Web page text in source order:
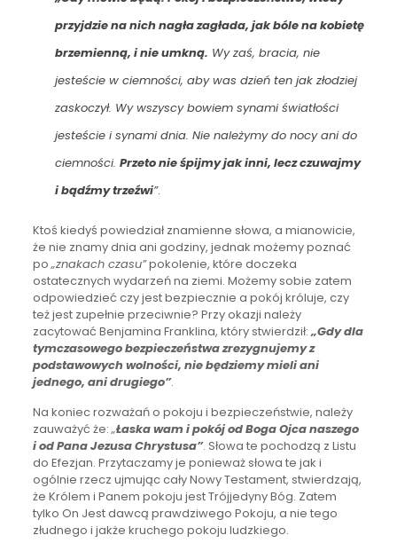
przyjdzie na nich nagła zagłada, jak bóle na kobietę
brzemienną, i nie umkną. Wy zaś, bracia, nie
jesteście w ciemności, aby was dzień ten jak złodziej
zaskoczył. Wy wszyscy bowiem synami światłości
jesteście i synami dnia. Nie należymy do nocy ani do
ciemności. Przeto nie śpijmy jak inni, lecz czuwajmy
i bądźmy trzeźwi”.
Ktoś kiedyś powiedział znamienne słowa, a mianowicie,
że nie znamy dnia ani godziny, jednak możemy poznać
po„znakach czasu”pokolenie, które doczeka
ostatecznych wydarzeń na ziemi. Możemy sobie zatem
odpowiedzieć czy jest bezpiecznie a pokój króluje, czy
też jest zupełnie przeciwnie? Przy okazji należy
zacytować Benjamina Franklina, który stwierdził:„Gdy dla
tymczasowego bezpieczeństwa zrezygnujemy z
podstawowych wolności, nie będziemy mieli ani
jednego, ani drugiego”.
Na koniec rozważań o pokoju i bezpieczeństwie, należy
zauważyć że:„Łaska wam i pokój od Boga Ojca naszego
i od Pana Jezusa Chrystusa”. Słowa te pochodzą z Listu
do Efezjan. Przytaczamy je ponieważ słowa te jak i
ogólnie rzecz ujmując cały Nowy Testament, stwierdzają,
że Królem i Panem pokoju jest Trójjedyny Bóg. Zatem
tylko On Jest dawcą prawdziwego Pokoju, a nie tego
złudnego i jakże kruchego pokoju ludzkiego.